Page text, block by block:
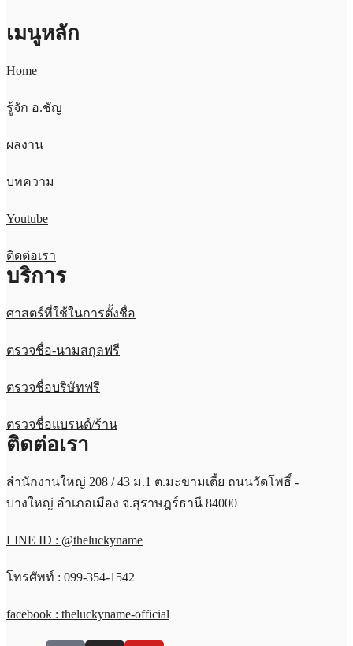
เมนูหลัก
Home
รู้จัก อ.ชัญ
ผลงาน
บทความ
Youtube
ติดต่อเรา
บริการ
ศาสตร์ที่ใช้ในการตั้งชื่อ
ตรวจชื่อ-นามสกุลฟรี
ตรวจชื่อบริษัทฟรี
ตรวจชื่อแบรนด์/ร้าน
ติดต่อเรา
สำนักงานใหญ่ 208 / 43 ม.1 ต.มะขามเตี้ย ถนนวัดโพธิ์ -
บางใหญ่ อำเภอเมือง จ.สุราษฎร์ธานี 84000
LINE ID : @theluckyname
โทรศัพท์ : 099-354-1542
facebook : theluckyname-official